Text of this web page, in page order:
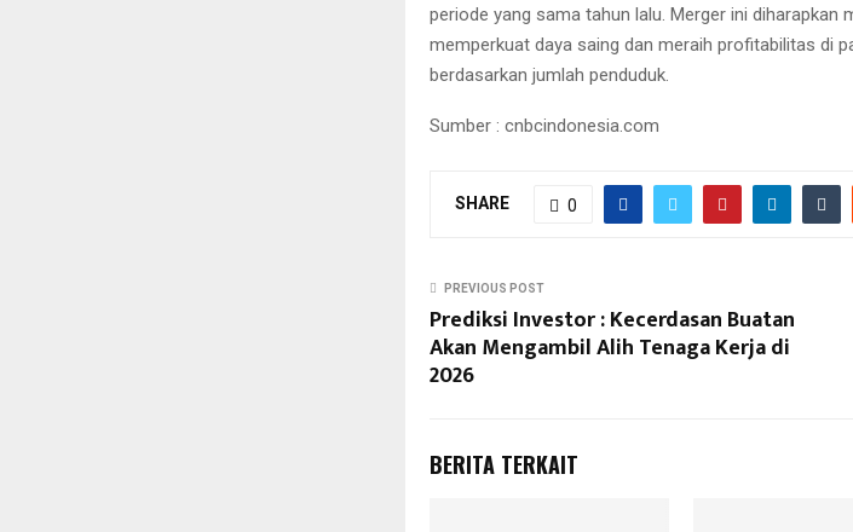
periode yang sama tahun lalu. Merger ini diharapkan
memperkuat daya saing dan meraih profitabilitas di
berdasarkan jumlah penduduk.
Sumber : cnbcindonesia.com
SHARE 0
PREVIOUS POST
Prediksi Investor : Kecerdasan Buatan
Akan Mengambil Alih Tenaga Kerja di
2026
BERITA TERKAIT